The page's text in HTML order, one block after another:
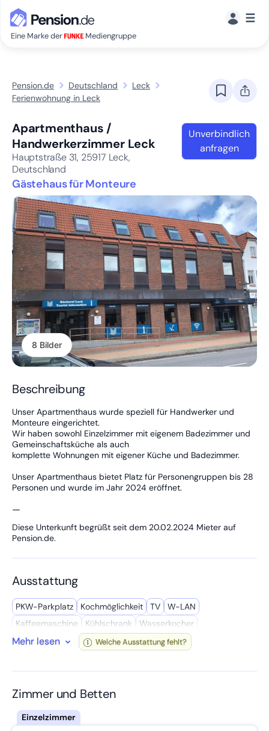
Eine Marke der Mediengruppe
☰
Pension.de Deutschland
Leck
Ferienwohnung in Leck
Apartmenthaus /
Handwerkerzimmer Leck
Hauptstraße 31, 25917 Leck,
Deutschland
Gästehaus für Monteure
Unverbindlich
anfragen
8 Bilder
Beschreibung
Unser Apartmenthaus wurde speziell für Handwerker und
Monteure eingerichtet.
Wir haben sowohl Einzelzimmer mit eigenem Badezimmer und
Gemeinschaftsküche als auch
komplette Wohnungen mit eigener Küche und Badezimmer.
Unser Apartmenthaus bietet Platz für Personengruppen bis 28
Personen und wurde im Jahr 2024 eröffnet.
—
Diese Unterkunft begrüßt seit dem 20.02.2024 Mieter auf
Pension.de.
Ausstattung
PKW-Parkplatz Kochmöglich­keit TV
W-LAN
Kaffee­maschine
Kühl­schrank
Wasserkocher
Bettwäsche inkl.
WC Eigenständiger Check-In
Arbeitstisch
Aufzug Privates Bad
Mikro­welle
Wasch­maschine
Mehr lesen Welche Ausstattung fehlt?
Zimmer und Betten